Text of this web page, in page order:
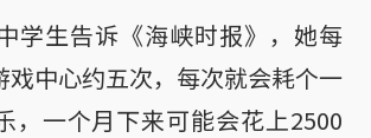
学生告诉《海峡时报》，她每
戏中心约五次，每次就会耗个一
，一个月下来可能会花上2500